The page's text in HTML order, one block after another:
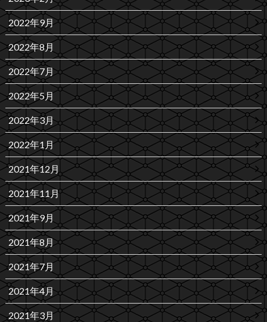
2022年9月
2022年8月
2022年7月
2022年5月
2022年3月
2022年1月
2021年12月
2021年11月
2021年9月
2021年8月
2021年7月
2021年4月
2021年3月